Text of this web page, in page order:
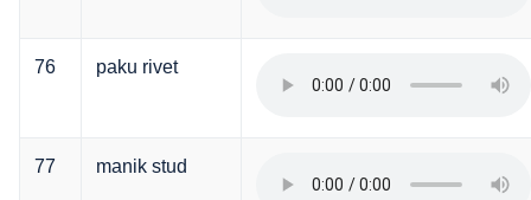
76 paku rivet
77 manik stud